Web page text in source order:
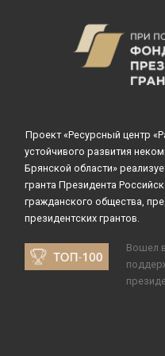
Проект «Ресурсный центр
устойчивого развития
Брянской области»
гранта Президента
гражданского общества,
президентских грантов.
Вошел